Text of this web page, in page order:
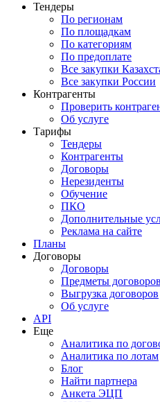
Тендеры
По регионам
По площадкам
По категориям
По предоплате
Все закупки
Все закупки России
Контрагенты
Проверить
Об услуге
Тарифы
Тендеры
Контрагенты
Договоры
Нерезиденты
Обучение
ПКО
Дополнительные
Реклама на сайте
Планы
Договоры
Договоры
Предметы договоров
Выгрузка договоров
Об услуге
API
Еще
Аналитика по
Аналитика по лотам
Блог
Найти партнера
Анкета ЭЦП